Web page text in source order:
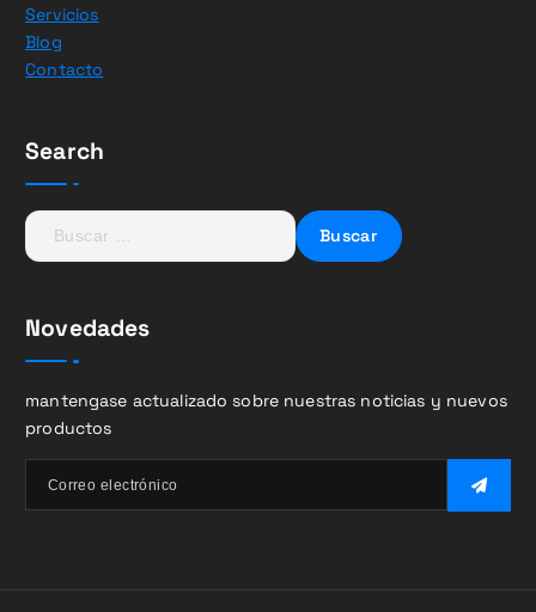
Servicios
Blog
Contacto
Search
B
u
a
r
Novedades
mantengase actualizado sobre nuestras noticias y nuevos
productos